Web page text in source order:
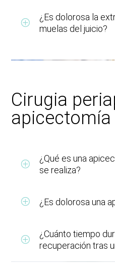
¿Es dolorosa la
muelas del juicio?
Cirugia
apicectomía
¿Qué es una
se realiza?
¿Es dolorosa una
¿Cuánto tiempo
recuperación tras